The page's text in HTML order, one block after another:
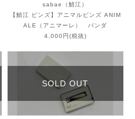
sabae（鯖江）
【鯖江 ピンズ】アニマルピンズ ANIM
ALE（アニマーレ） パンダ
4,000円(税抜)
SOLD OUT